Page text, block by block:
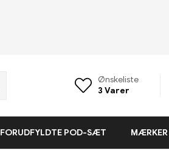
Ønskeliste
3 Varer
FORUDFYLDTE POD-SÆT MÆRKER